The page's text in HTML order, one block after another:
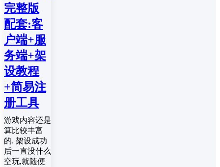
完整版
配套:客
户端+服
务端+架
设教程
+简易注
册工具
游戏内容还是
算比较丰富
的. 架设成功
后一直没什么
空玩,就随便